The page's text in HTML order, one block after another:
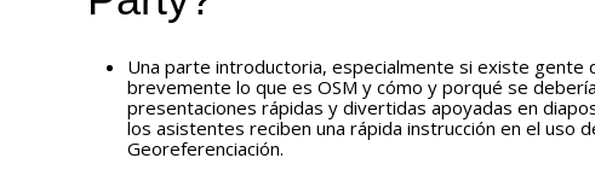
Una parte introductoria, especialmente si existe gente
brevemente lo que es OSM y cómo y porqué se
presentaciones rápidas y divertidas apoyadas en
los asistentes reciben una rápida instrucción en el uso
Georeferenciación.